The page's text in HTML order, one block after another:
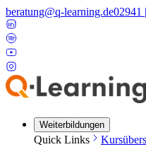
beratung@q-learning.de02941
Weiterbildungen
Quick Links